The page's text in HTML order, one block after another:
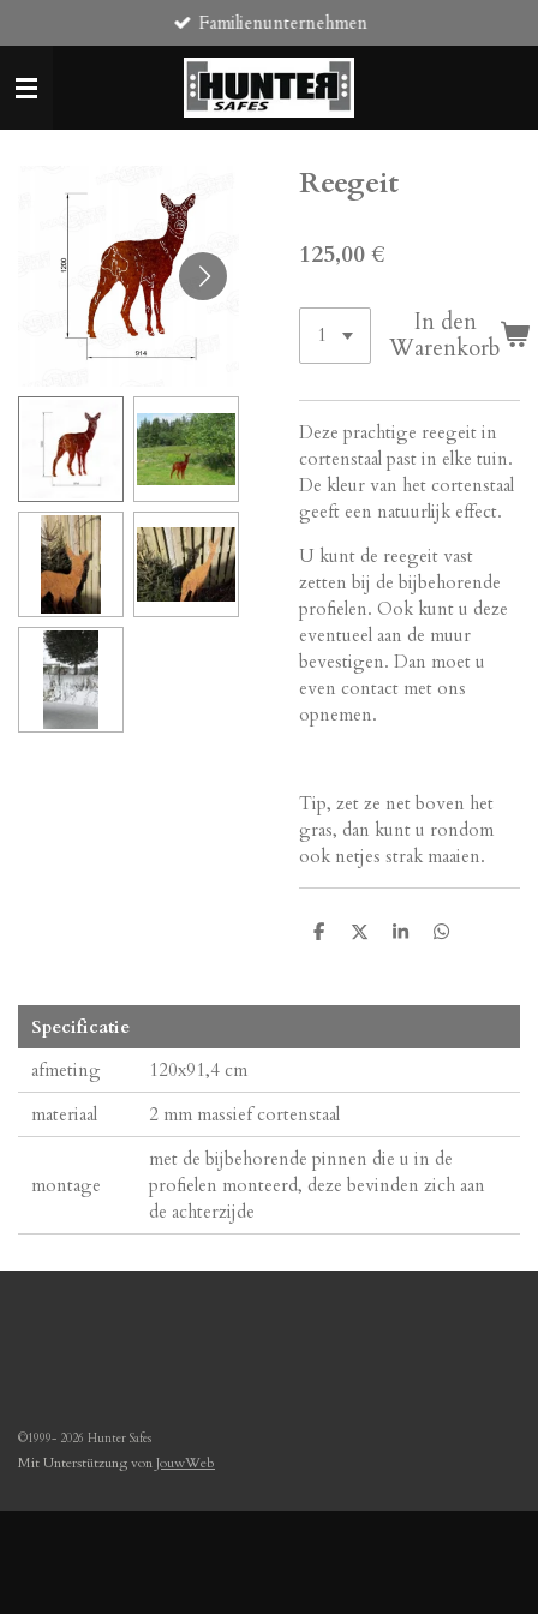
Hauptinhalt
springen
Familienunternehmen
Reegeit
125,00 €
In den
Warenkorb
Deze prachtige reegeit in
cortenstaal past in elke tuin.
De kleur van het cortenstaal
geeft een natuurlijk effect.
U kunt de reegeit vast
zetten bij de bijbehorende
profielen. Ook kunt u deze
eventueel aan de muur
bevestigen. Dan moet u
even contact met ons
opnemen.
Tip, zet ze net boven het
gras, dan kunt u rondom
ook netjes strak maaien.
T
e
T
e
T
e
T
e
Specificatie
afmeting
120x91,4 cm
materiaal
2 mm massief cortenstaal
montage
met de bijbehorende pinnen die u in de
profielen monteerd, deze bevinden zich aan
de achterzijde
©1999- 2026 Hunter Safes
Mit Unterstützung vonJouwWeb